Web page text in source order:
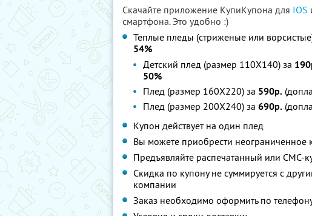
Скачайте приложение КупиКупона для IOS
смартфона. Это удобно :)
Теплые пледы (стриженые или
54%
Детский плед (размер 110Х140) за
50%
Плед (размер 160Х220) за 590р.
Плед (размер 200Х240) за 690р.
Купон действует на один плед
Вы можете приобрести неограниченное
Предъявляйте распечатанный или СМС-
Скидка по купону не суммируется с
компании
Заказ необходимо оформить по